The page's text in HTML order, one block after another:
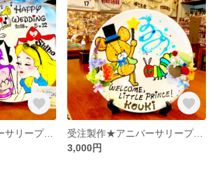
受注製作★アニバーサリープレート
受注製作★アニバーサリープレート
3,000円